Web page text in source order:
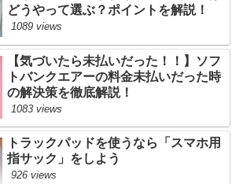
どうやって選ぶ？ポイントを解説！
1089 views
【気づいたら未払いだった！！】ソフ
トバンクエアーの料金未払いだった時
の解決策を徹底解説！
1083 views
トラックパッドを使うなら「スマホ用
指サック」をしよう
926 views